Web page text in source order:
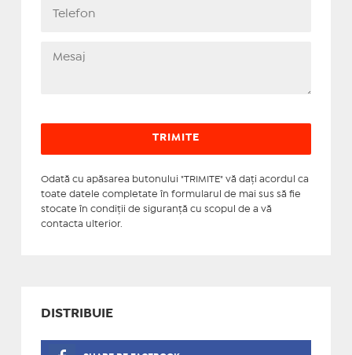
Odată cu apăsarea butonului "TRIMITE" vă daţi acordul ca
toate datele completate în formularul de mai sus să fie
stocate în condiţii de siguranţă cu scopul de a vă
contacta ulterior.
DISTRIBUIE